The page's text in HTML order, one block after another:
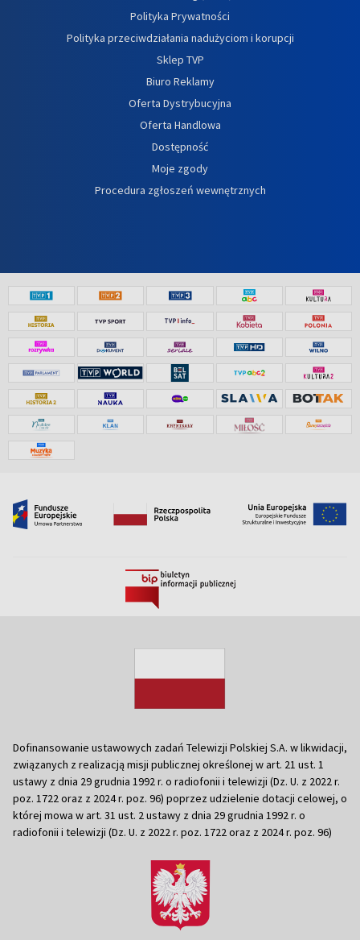
Polityka Prywatności
Polityka przeciwdziałania nadużyciom i korupcji
Sklep TVP
Biuro Reklamy
Oferta Dystrybucyjna
Oferta Handlowa
Dostępność
Moje zgody
Procedura zgłoszeń wewnętrznych
Dofinansowanie ustawowych zadań Telewizji Polskiej S.A. w likwidacji,
związanych z realizacją misji publicznej określonej w art. 21 ust. 1
ustawy z dnia 29 grudnia 1992 r. o radiofonii i telewizji (Dz. U. z 2022 r.
poz. 1722 oraz z 2024 r. poz. 96) poprzez udzielenie dotacji celowej, o
której mowa w art. 31 ust. 2 ustawy z dnia 29 grudnia 1992 r. o
radiofonii i telewizji (Dz. U. z 2022 r. poz. 1722 oraz z 2024 r. poz. 96)